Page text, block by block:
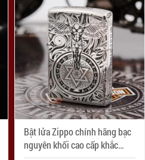
Bật lửa Zippo chính hãng bạc
nguyên khối cao cấp khắc